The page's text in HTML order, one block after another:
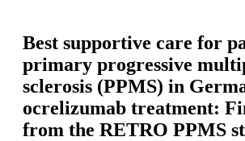
Best supportive care for
primary progressive
sclerosis (PPMS) in
ocrelizumab treatment:
from the RETRO PPMS